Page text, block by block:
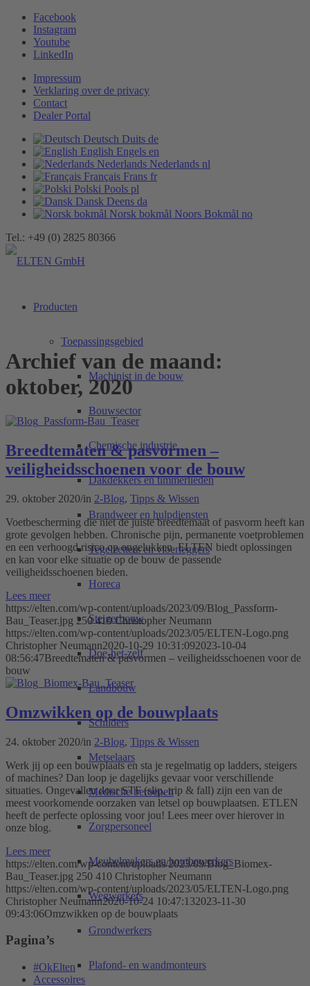
Facebook
Instagram
Youtube
LinkedIn
Impressum
Verklaring over de privacy
Contact
Dealer Portal
Deutsch Duits de
English Engels en
Nederlands Nederlands nl
Français Frans fr
Polski Pools pl
Dansk Deens da
Norsk bokmål Noors Bokmål no
Tel.: +49 (0) 2825 80366
Producten
Toepassingsgebied
Machinist in de bouw
Bouwsector
Chemische industrie
Dakdekkers en timmerlieden
Brandweer en hulpdiensten
Tegelzetters en vloerleggers
Horeca
Steigerbouw
Doe-het-zelf
Landbouw
Schilders
Metselaars
Medische beroepen
Zorgpersoneel
Meubelmakers en houtbewerkers
Wegwerkers
Grondwerkers
Plafond- en wandmonteurs
Archief van de maand:
oktober, 2020
Breedtematen & pasvormen –
veiligheidsschoenen voor de bouw
29. oktober 2020/in 2-Blog, Tipps & Wissen
Voetbescherming die niet de juiste breedtemaat of pasvorm heeft kan
grote gevolgen hebben. Chronische pijn, permanente voetproblemen
en een verhoogd risico op ongelukken. ELTEN biedt oplossingen
en kan voor elke situatie op de bouw de passende
veiligheidsschoenen bieden.
Lees meer
https://elten.com/wp-content/uploads/2023/09/Blog_Passform-
Bau_Teaser.jpg 250 410 Christopher Neumann
https://elten.com/wp-content/uploads/2023/05/ELTEN-Logo.png
Christopher Neumann2020-10-29 10:31:092023-10-04
08:56:47Breedtematen & pasvormen – veiligheidsschoenen voor de
bouw
Omzwikken op de bouwplaats
24. oktober 2020/in 2-Blog, Tipps & Wissen
Werk jij op een bouwplaats en sta je regelmatig op ladders, steigers
of machines? Dan loop je dagelijks gevaar voor verschillende
situaties. Ongevallen door STF (slip, trip & fall) zijn een van de
meest voorkomende oorzaken van letsel op bouwplaatsen. ETLEN
heeft de perfecte oplossing voor jou! Lees meer over hierover in
onze blog.
Lees meer
https://elten.com/wp-content/uploads/2023/09/Blog_Biomex-
Bau_Teaser.jpg 250 410 Christopher Neumann
https://elten.com/wp-content/uploads/2023/05/ELTEN-Logo.png
Christopher Neumann2020-10-24 10:47:132023-11-30
09:43:06Omzwikken op de bouwplaats
Pagina’s
#OkElten
Accessoires